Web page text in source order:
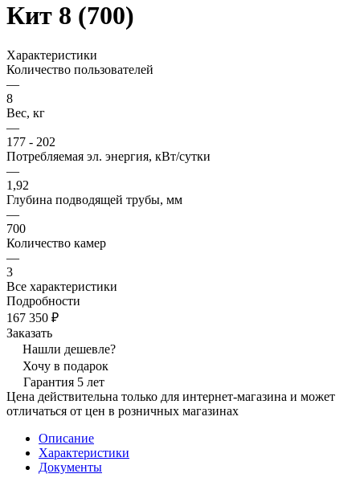
Кит 8 (700)
Характеристики
Количество пользователей
—
8
Вес, кг
—
177 - 202
Потребляемая эл. энергия, кВт/сутки
—
1,92
Глубина подводящей трубы, мм
—
700
Количество камер
—
3
Все характеристики
Подробности
167 350 ₽
Заказать
Нашли дешевле?
Хочу в подарок
Гарантия 5 лет
Цена действительна только для интернет-магазина и может
отличаться от цен в розничных магазинах
Описание
Характеристики
Документы